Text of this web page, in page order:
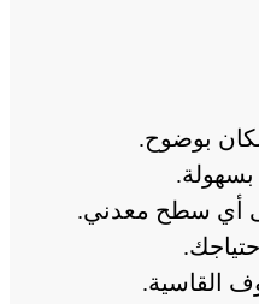
أي سطح معدني.
القاسية.